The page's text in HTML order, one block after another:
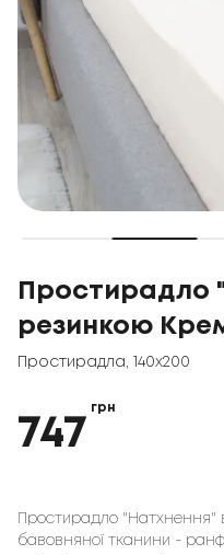
Простирадло
резинкою
Простирадла 140x200
747
грн
Простирадло "Натхнення"
бавовняної тканини -